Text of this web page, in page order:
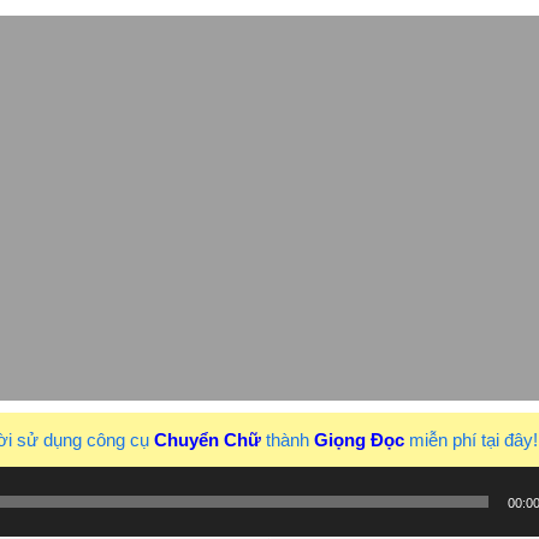
sử dụng công cụ Chuyển Chữ thành Giọng Đọc miễn phí tại đây!
00:00